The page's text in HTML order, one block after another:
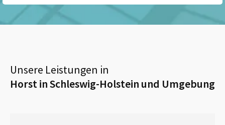
Unsere Leistungen in
Horst in Schleswig-Holstein und Umgebung